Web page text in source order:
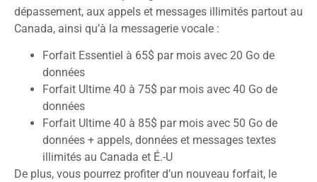
dépassement, aux appels et messages illimités partout au
Canada, ainsi qu’à la messagerie vocale :
Forfait Essentiel à 65$ par mois avec 20 Go de
données
Forfait Ultime 40 à 75$ par mois avec 40 Go de
données
Forfait Ultime 40 à 85$ par mois avec 50 Go de
données + appels, données et messages textes
illimités au Canada et É.-U
De plus, vous pourrez profiter d’un nouveau forfait, le